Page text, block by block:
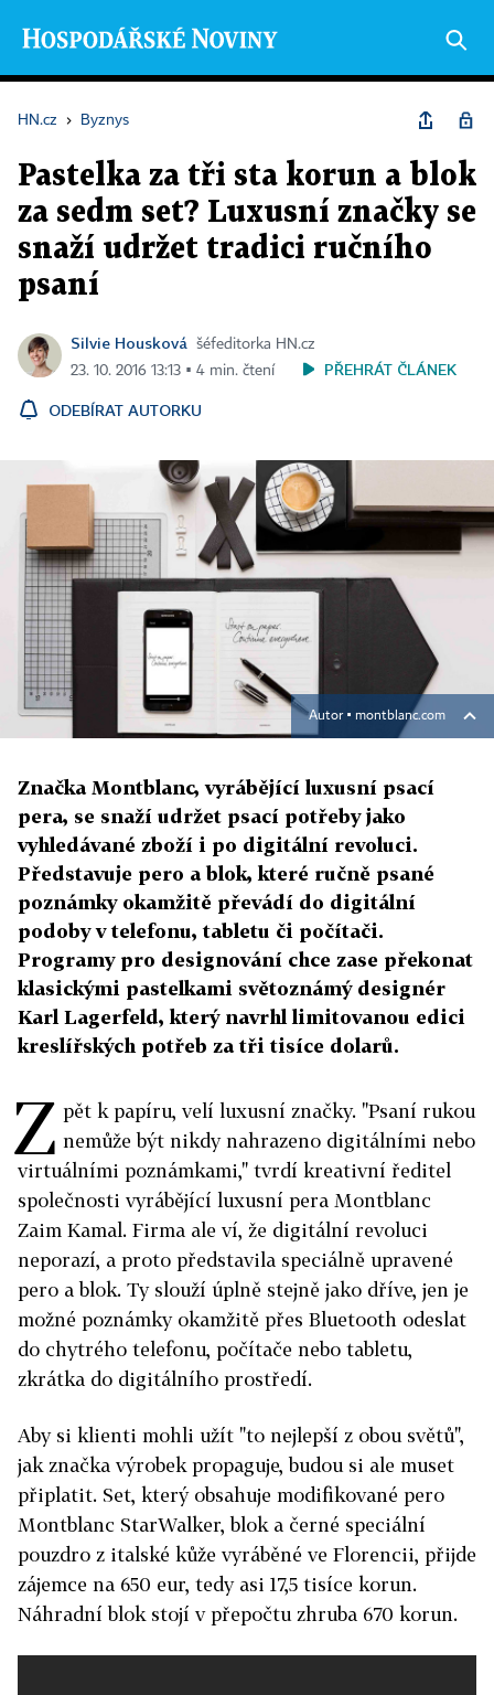
HN.cz › Byznys
Pastelka za tři sta korun a blok
za sedm set? Luxusní značky se
snaží udržet tradici ručního
psaní
Silvie Housková
šéfeditorka HN.cz
23. 10. 2016 13:13 ▪ 4 min. čtení
PŘEHRÁT ČLÁNEK
ODEBÍRAT AUTORKU
Autor ▪ montblanc.com
Značka Montblanc, vyrábějící luxusní psací
pera, se snaží udržet psací potřeby jako
vyhledávané zboží i po digitální revoluci.
Představuje pero a blok, které ručně psané
poznámky okamžitě převádí do digitální
podoby v telefonu, tabletu či počítači.
Programy pro designování chce zase překonat
klasickými pastelkami světoznámý designér
Karl Lagerfeld, který navrhl limitovanou edici
kreslířských potřeb za tři tisíce dolarů.
Z pět k papíru, velí luxusní značky. "Psaní rukou
nemůže být nikdy nahrazeno digitálními nebo
virtuálními poznámkami," tvrdí kreativní ředitel
společnosti vyrábějící luxusní pera Montblanc
Zaim Kamal. Firma ale ví, že digitální revoluci
neporazí, a proto představila speciálně upravené
pero a blok. Ty slouží úplně stejně jako dříve, jen je
možné poznámky okamžitě přes Bluetooth odeslat
do chytrého telefonu, počítače nebo tabletu,
zkrátka do digitálního prostředí.
Aby si klienti mohli užít "to nejlepší z obou světů",
jak značka výrobek propaguje, budou si ale muset
připlatit. Set, který obsahuje modifikované pero
Montblanc StarWalker, blok a černé speciální
pouzdro z italské kůže vyráběné ve Florencii, přijde
zájemce na 650 eur, tedy asi 17,5 tisíce korun.
Náhradní blok stojí v přepočtu zhruba 670 korun.